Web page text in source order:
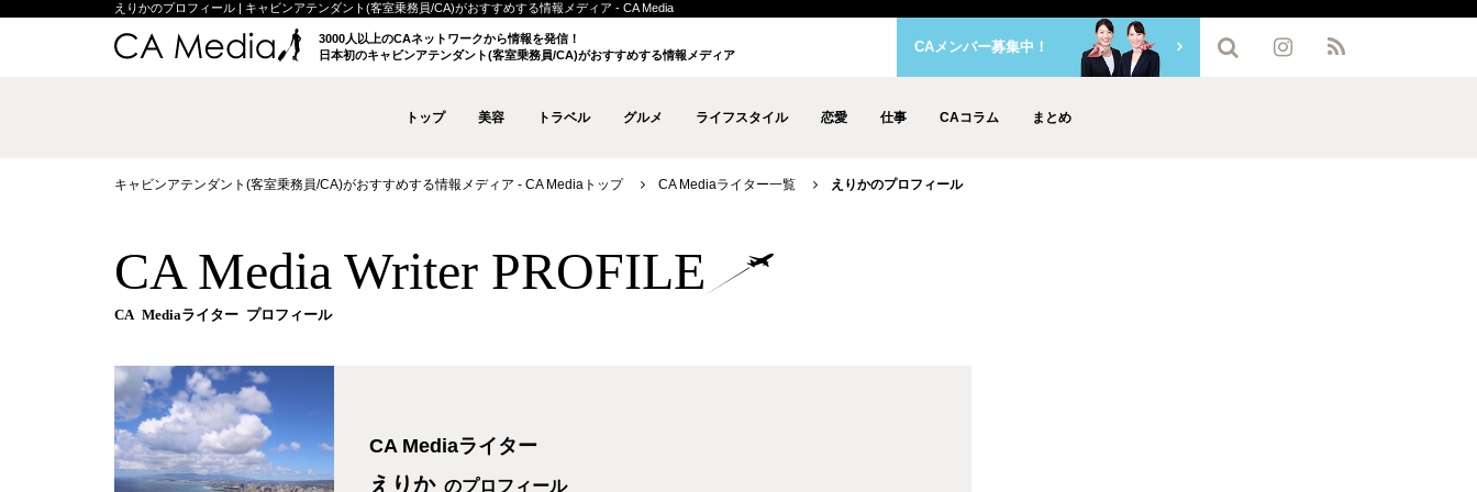
えりかのプロフィール | キャビンアテンダント(客室乗務員/CA)がおすすめする情報メディア - CA Media
3000人以上のCAネットワークから情報を発信！
日本初のキャビンアテンダント(客室乗務員/CA)がおすすめする情報メディア
トップ 美容 トラベル グルメ ライフスタイル 恋愛 仕事 CAコラム まとめ
CAメンバー募集中！
キャビンアテンダント(客室乗務員/CA)がおすすめする情報メディア - CA Mediaトップ CA Mediaライター一覧 えりかのプロフィール
CA Media Writer PROFILE
CA Mediaライター プロフィール
CA Mediaライター
えりか のプロフィール